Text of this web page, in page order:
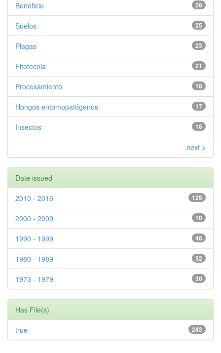
28
Beneficio
25
Suelos
23
Plagas
21
Fitotecnia
18
Procesamiento
17
Hongos entomopatógenos
16
Insectos
next >
Date issued
125
2010 - 2016
10
2000 - 2009
46
1990 - 1999
32
1980 - 1989
30
1973 - 1979
Has File(s)
243
true